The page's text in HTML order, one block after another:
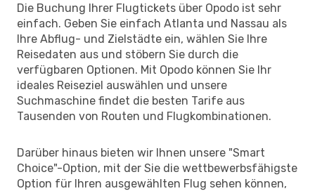
Die Buchung Ihrer Flugtickets über Opodo ist sehr
einfach. Geben Sie einfach Atlanta und Nassau als
Ihre Abflug- und Zielstädte ein, wählen Sie Ihre
Reisedaten aus und stöbern Sie durch die
verfügbaren Optionen. Mit Opodo können Sie Ihr
ideales Reiseziel auswählen und unsere
Suchmaschine findet die besten Tarife aus
Tausenden von Routen und Flugkombinationen.
Darüber hinaus bieten wir Ihnen unsere "Smart
Choice"-Option, mit der Sie die wettbewerbsfähigste
Option für Ihren ausgewählten Flug sehen können,